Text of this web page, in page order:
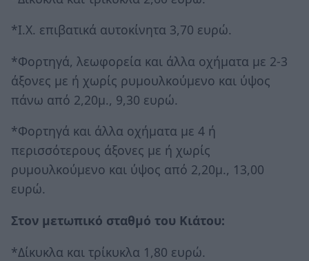
*Ι.Χ. επιβατικά αυτοκίνητα 3,70 ευρώ.
*Φορτηγά, λεωφορεία και άλλα οχήματα με 2-3
άξονες με ή χωρίς ρυμουλκούμενο και ύψος
πάνω από 2,20μ., 9,30 ευρώ.
*Φορτηγά και άλλα οχήματα με 4 ή
περισσότερους άξονες με ή χωρίς
ρυμουλκούμενο και ύψος από 2,20μ., 13,00
ευρώ.
Στον μετωπικό σταθμό του Κιάτου:
*Δίκυκλα και τρίκυκλα 1,80 ευρώ.